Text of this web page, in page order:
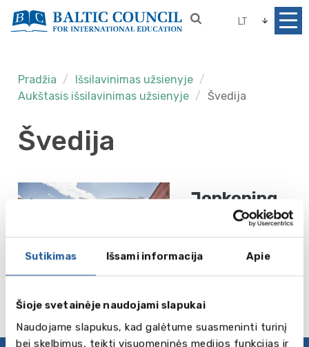
Sutikimas Išsami informacija Apie
Šioje svetainėje naudojami slapukai
Naudojame slapukus, kad galėtume suasmeninti turinį
bei skelbimus, teikti visuomeninės medijos funkcijas ir
LT
Pradžia
Išsilavinimas užsienyje
Aukštasis išsilavinimas užsienyje
Švedija
Švedija
Jonkoping
University
Plačiau Jönköping